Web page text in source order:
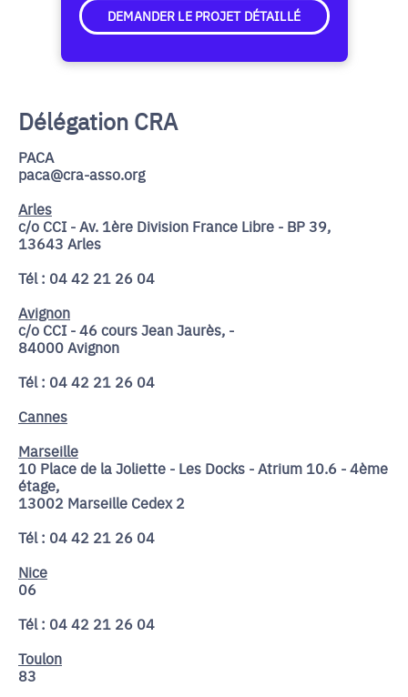
DEMANDER LE PROJET DÉTAILLÉ
Délégation CRA
PACA
paca@cra-asso.org
Arles
c/o CCI - Av. 1ère Division France Libre - BP 39,
13643 Arles
Tél : 04 42 21 26 04
Avignon
c/o CCI - 46 cours Jean Jaurès, -
84000 Avignon
Tél : 04 42 21 26 04
Cannes
Marseille
10 Place de la Joliette - Les Docks - Atrium 10.6 - 4ème
étage,
13002 Marseille Cedex 2
Tél : 04 42 21 26 04
Nice
06
Tél : 04 42 21 26 04
Toulon
83